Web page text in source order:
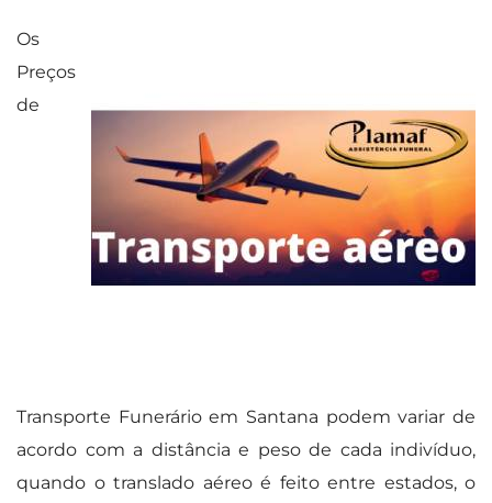
Os
Preços
de
Transporte Funerário em Santana podem variar de
acordo com a distância e peso de cada indivíduo,
quando o translado aéreo é feito entre estados, o